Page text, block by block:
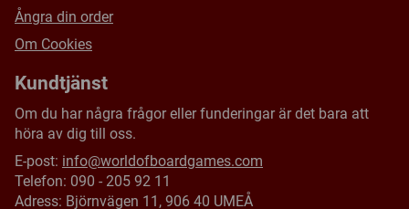
Ångra din order
Om Cookies
Kundtjänst
Om du har några frågor eller funderingar är det bara att
höra av dig till oss.
E-post: info@worldofboardgames.com
Telefon: 090 - 205 92 11
Adress: Björnvägen 11, 906 40 UMEÅ